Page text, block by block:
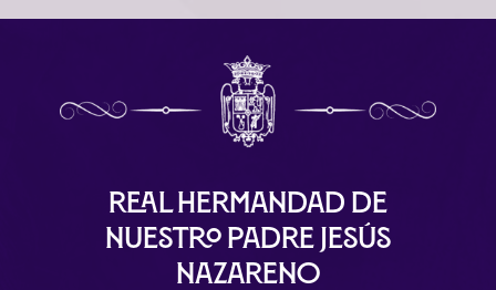
Real Hermandad de
Nuestro Padre Jesús
Nazareno